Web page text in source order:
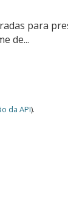
para
de...
da API).